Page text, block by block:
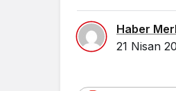
Haber
21 Nisan